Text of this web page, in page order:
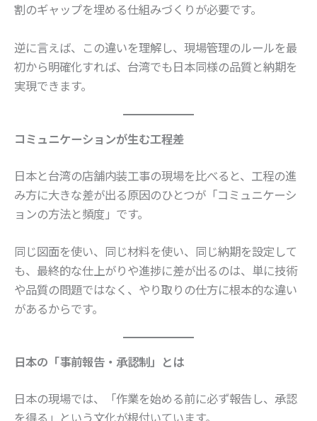
割のギャップを埋める仕組みづくりが必要です。
逆に言えば、この違いを理解し、現場管理のルールを最
初から明確化すれば、台湾でも日本同様の品質と納期を
実現できます。
コミュニケーションが生む工程差
日本と台湾の店舗内装工事の現場を比べると、工程の進
み方に大きな差が出る原因のひとつが「コミュニケーシ
ョンの方法と頻度」です。
同じ図面を使い、同じ材料を使い、同じ納期を設定して
も、最終的な仕上がりや進捗に差が出るのは、単に技術
や品質の問題ではなく、やり取りの仕方に根本的な違い
があるからです。
日本の「事前報告・承認制」とは
日本の現場では、「作業を始める前に必ず報告し、承認
を得る」という文化が根付いています。